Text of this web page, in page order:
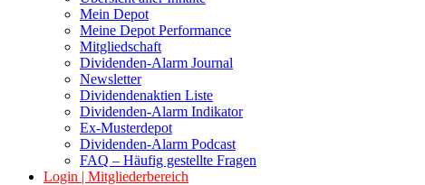
Mein Depot
Meine Depot Performance
Mitgliedschaft
Dividenden-Alarm Journal
Newsletter
Dividendenaktien Liste
Dividenden-Alarm Indikator
Ex-Musterdepot
Dividenden-Alarm Podcast
FAQ – Häufig gestellte Fragen
Login | Mitgliederbereich